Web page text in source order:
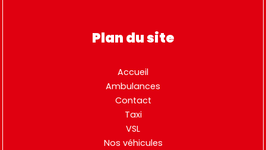
Plan du site
Accueil
Ambulances
Contact
Taxi
VSL
Nos véhicules